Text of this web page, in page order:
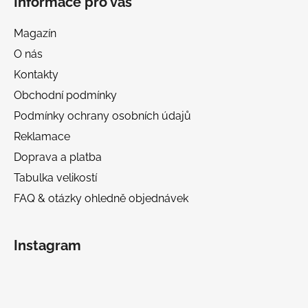
Magazín
O nás
Kontakty
Obchodní podmínky
Podmínky ochrany osobních údajů
Reklamace
Doprava a platba
Tabulka velikostí
FAQ & otázky ohledně objednávek
Instagram